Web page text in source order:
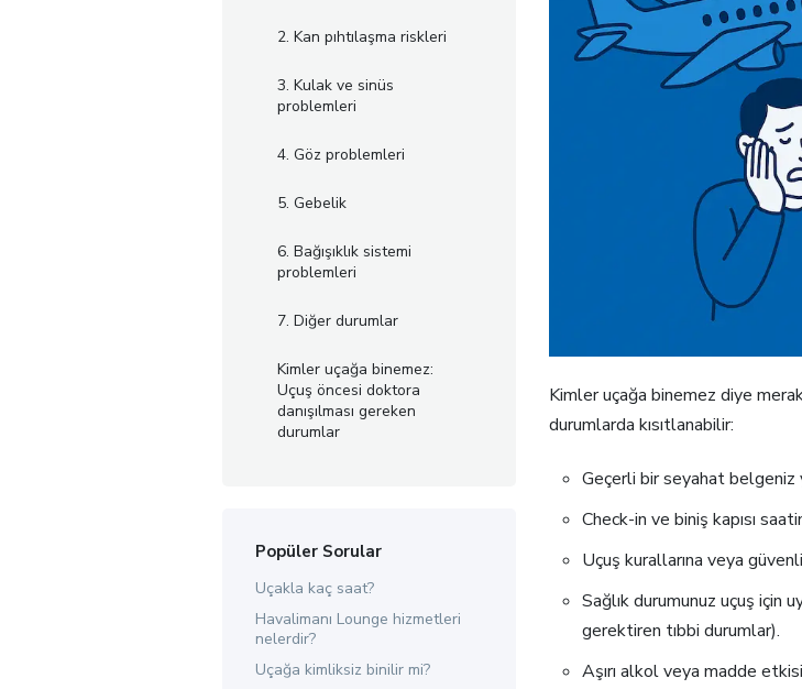
2. Kan pıhtılaşma riskleri
3. Kulak ve sinüs
problemleri
4. Göz problemleri
5. Gebelik
6. Bağışıklık sistemi
problemleri
7. Diğer durumlar
Kimler uçağa binemez:
Uçuş öncesi doktora
danışılması gereken
durumlar
Popüler Sorular
Uçakla kaç saat?
Havalimanı Lounge hizmetleri
nelerdir?
Uçağa kimliksiz binilir mi?
Kimler uçağa binemez diye
durumlarda kısıtlanabilir:
Geçerli bir seyahat
Check-in ve biniş kapısı
Uçuş kurallarına veya
Sağlık durumunuz uçuş için
gerektiren tıbbi durumlar).
Aşırı alkol veya madde